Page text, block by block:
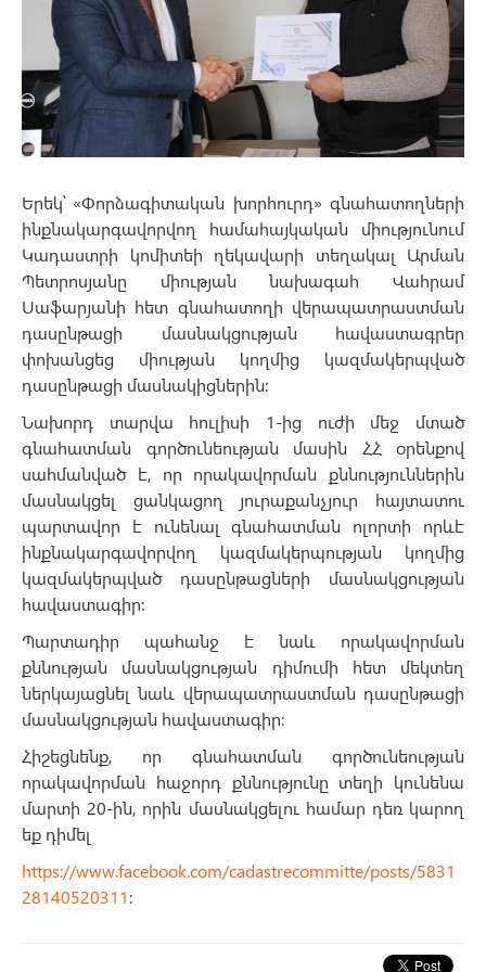
Երեկ՝ «Փորձագիտական խորհուրդ» գնահատողների
ինքնակարգավորվող համահայկական միությունում
Կադաստրի կոմիտեի ղեկավարի տեղակալ Արման
Պետրոսյանը միության նախագահ Վահրամ
Սաֆարյանի հետ գնահատողի վերապատրաստման
դասընթացի մասնակցության հավաստագրեր
փոխանցեց միության կողմից կազմակերպված
դասընթացի մասնակիցներին։
Նախորդ տարվա հուլիսի 1-ից ուժի մեջ մտած
գնահատման գործունեության մասին ՀՀ օրենքով
սահմանված է, որ որակավորման քննություններին
մասնակցել ցանկացող յուրաքանչյուր հայտատու
պարտավոր է ունենալ գնահատման ոլորտի որևէ
ինքնակարգավորվող կազմակերպության կողմից
կազմակերպված դասընթացների մասնակցության
հավաստագիր։
Պարտադիր պահանջ է նաև որակավորման
քննության մասնակցության դիմումի հետ մեկտեղ
ներկայացնել նաև վերապատրաստման դասընթացի
մասնակցության հավաստագիր։
Հիշեցնենք, որ գնահատման գործունեության
որակավորման հաջորդ քննությունը տեղի կունենա
մարտի 20-ին, որին մասնակցելու համար դեռ կարող
եք դիմել
https://www.facebook.com/cadastrecommitte/posts/5831
28140520311։